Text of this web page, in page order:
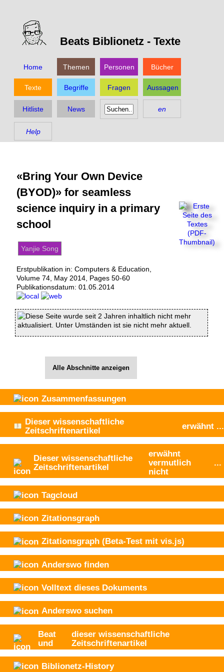
Beats Biblionetz - Texte
Home Themen Personen Bücher
Texte Begriffe Fragen Aussagen
Hitliste News en
Help
«Bring Your Own Device
(BYOD)» for seamless
science inquiry in a primary
school
Yanjie Song
Erstpublikation in: Computers & Education,
Volume 74, May 2014, Pages 50-60
Publikationsdatum: 01.05.2014
Diese Seite wurde seit 2 Jahren inhaltlich nicht mehr
aktualisiert. Unter Umständen ist sie nicht mehr aktuell.
Alle Abschnitte anzeigen
Zusammenfassungen
Dieser wissenschaftliche
Zeitschriftenartikel
erwähnt ...
Dieser wissenschaftliche
Zeitschriftenartikel
erwähnt
vermutlich
nicht
...
Tagcloud
Zitationsgraph
Zitationsgraph (Beta-Test mit vis.js)
Anderswo finden
Volltext dieses Dokuments
Anderswo suchen
Beat
und
dieser wissenschaftliche
Zeitschriftenartikel
Biblionetz-History